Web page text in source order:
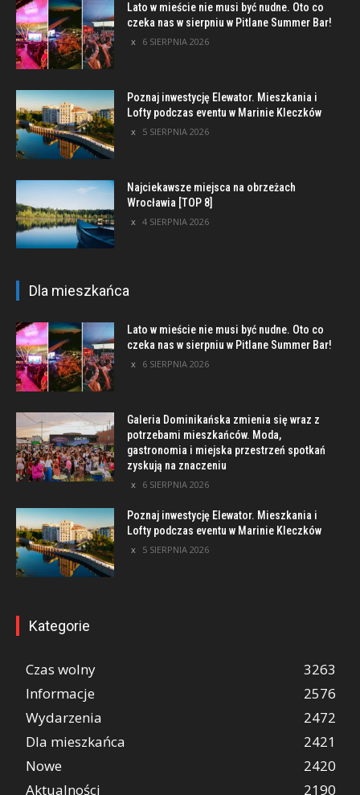
Lato w mieście nie musi być nudne. Oto co
czeka nas w sierpniu w Pitlane Summer Bar!
6 SIERPNIA 2026
Poznaj inwestycję Elewator. Mieszkania i
Lofty podczas eventu w Marinie Kleczków
5 SIERPNIA 2026
Najciekawsze miejsca na obrzeżach
Wrocławia [TOP 8]
4 SIERPNIA 2026
Dla mieszkańca
Lato w mieście nie musi być nudne. Oto co
czeka nas w sierpniu w Pitlane Summer Bar!
6 SIERPNIA 2026
Galeria Dominikańska zmienia się wraz z
potrzebami mieszkańców. Moda,
gastronomia i miejska przestrzeń spotkań
zyskują na znaczeniu
6 SIERPNIA 2026
Poznaj inwestycję Elewator. Mieszkania i
Lofty podczas eventu w Marinie Kleczków
5 SIERPNIA 2026
Kategorie
Czas wolny
3263
Informacje
2576
Wydarzenia
2472
Dla mieszkańca
2421
Nowe
2420
Aktualności
2190